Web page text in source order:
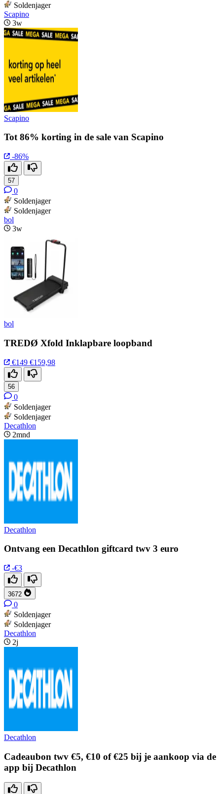
Soldenjager
Scapino
3w
Scapino
Tot 86% korting in de sale van Scapino
-86%
57
0
Soldenjager
Soldenjager
bol
3w
bol
TREDØ Xfold Inklapbare loopband
€149 €159,98
56
0
Soldenjager
Soldenjager
Decathlon
2mnd
Decathlon
Ontvang een Decathlon giftcard twv 3 euro
-€3
3672
0
Soldenjager
Soldenjager
Decathlon
2j
Decathlon
Cadeaubon twv €5, €10 of €25 bij je aankoop via de
app bij Decathlon